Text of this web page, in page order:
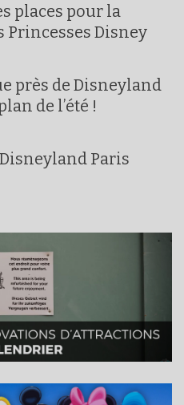
places pour la
Princesses Disney
près de Disneyland
de l’été !
Paris